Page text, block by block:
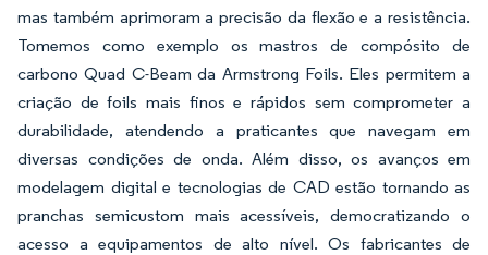
mas também aprimoram a precisão da flexão e a resistência.
Tomemos como exemplo os mastros de compósito de
carbono Quad C-Beam da Armstrong Foils. Eles permitem a
criação de foils mais finos e rápidos sem comprometer a
durabilidade, atendendo a praticantes que navegam em
diversas condições de onda. Além disso, os avanços em
modelagem digital e tecnologias de CAD estão tornando as
pranchas semicustom mais acessíveis, democratizando o
acesso a equipamentos de alto nível. Os fabricantes de